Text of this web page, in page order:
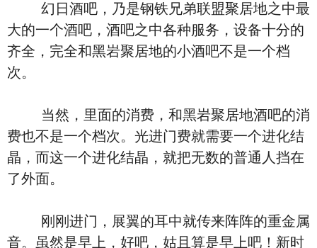
幻日酒吧，乃是钢铁兄弟联盟聚居地之中最
大的一个酒吧，酒吧之中各种服务，设备十分的
齐全，完全和黑岩聚居地的小酒吧不是一个档
次。
当然，里面的消费，和黑岩聚居地酒吧的消
费也不是一个档次。光进门费就需要一个进化结
晶，而这一个进化结晶，就把无数的普通人挡在
了外面。
刚刚进门，展翼的耳中就传来阵阵的重金属
音。虽然是早上，好吧，姑且算是早上吧！新时